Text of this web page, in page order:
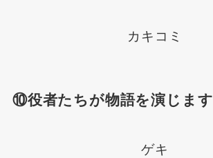
カキコミ
⑩役者たちが物語を演じます
ゲキ